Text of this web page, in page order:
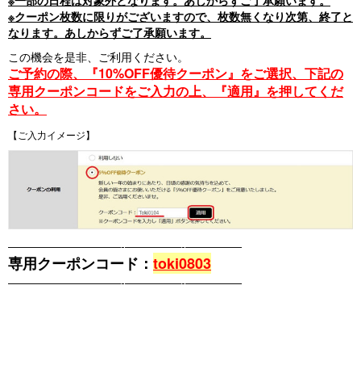
※クーポン枚数に限りがございますので、枚数無くなり次第、終了と
なります。あしからずご了承願います。
この機会を是非、ご利用ください。
ご予約の際、『10%OFF優待クーポン』をご選択、下記の
専用クーポンコードをご入力の上、『適用』を押してくだ
さい。
【ご入力イメージ】
――――――――――-―――――-―――――
専用クーポンコード： toki0803
――――――――――-―――――-―――――